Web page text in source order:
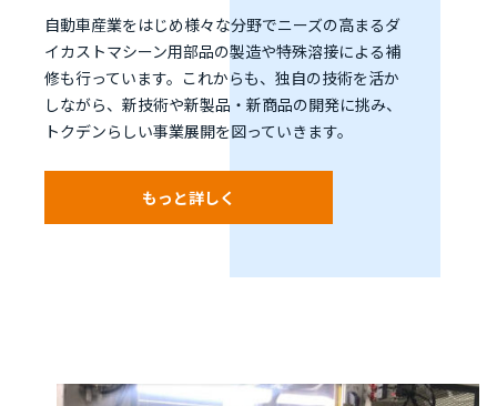
自動車産業をはじめ様々な分野でニーズの高まるダ
イカストマシーン用部品の製造や特殊溶接による補
修も行っています。これからも、独自の技術を活か
しながら、新技術や新製品・新商品の開発に挑み、
トクデンらしい事業展開を図っていきます。
もっと詳しく